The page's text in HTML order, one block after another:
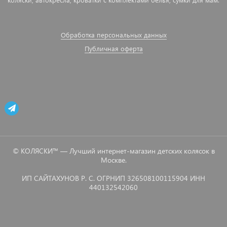
Обработка персональных данных
Публичная оферта
© КОЛЯСКИ™ — Лучший интернет-магазин детских колясок в
Москве.
ИП САЙТАХУНОВ Р. С. ОГРНИП 326508100115904 ИНН
440132542060